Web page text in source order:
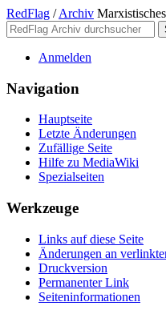
RedFlag / Archiv
Anmelden
Navigation
Hauptseite
Letzte Änderungen
Zufällige Seite
Hilfe zu MediaWiki
Spezialseiten
Werkzeuge
Links auf diese Seite
Änderungen an
Druckversion
Permanenter Link
Seiten­­informationen